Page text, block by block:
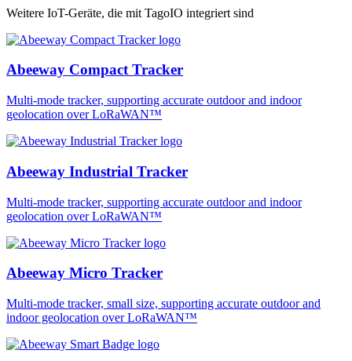
Weitere IoT-Geräte, die mit TagoIO integriert sind
Abeeway Compact Tracker
Multi-mode tracker, supporting accurate outdoor and indoor
geolocation over LoRaWAN™
Abeeway Industrial Tracker
Multi-mode tracker, supporting accurate outdoor and indoor
geolocation over LoRaWAN™
Abeeway Micro Tracker
Multi-mode tracker, small size, supporting accurate outdoor and
indoor geolocation over LoRaWAN™